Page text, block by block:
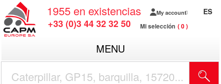
1955 en existencias
+33 (0)3 44 32 32 50
My account
Mi selección 0
ES
MENU